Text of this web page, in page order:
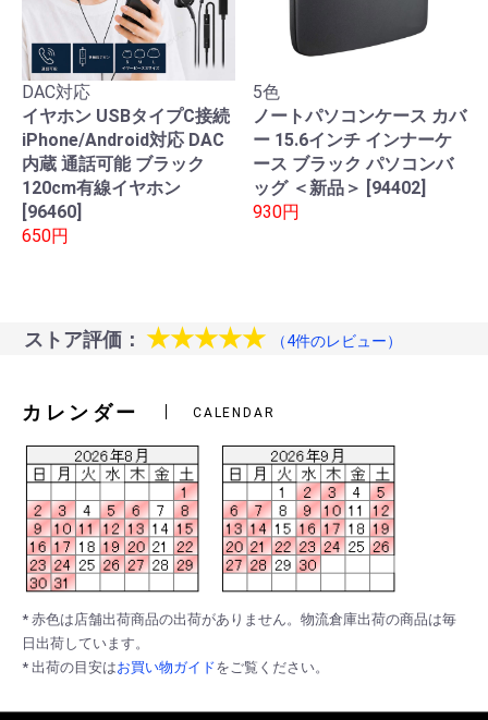
DAC対応
イヤホン USBタイプC接続
iPhone/Android対応 DAC
内蔵 通話可能 ブラック
120cm有線イヤホン
[96460]
650円
5色
ノートパソコンケース カバ
ー 15.6インチ インナーケ
ース ブラック パソコンバ
ッグ ＜新品＞ [94402]
930円
ストア評価： ★★★★★ （4件のレビュー）
カレンダー CALENDAR
* 赤色は店舗出荷商品の出荷がありません。物流倉庫出荷の商品は毎
日出荷しています。
* 出荷の目安はお買い物ガイドをご覧ください。